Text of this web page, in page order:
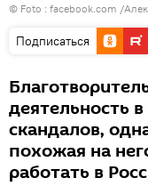
© Foto : facebook.com /
Подписаться
деятельность
скандалов,
похожая на
работать в